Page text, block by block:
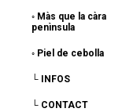
◦ Màs que la càra
penìnsula
◦ Piel de cebolla
└ INFOS
└ CONTACT